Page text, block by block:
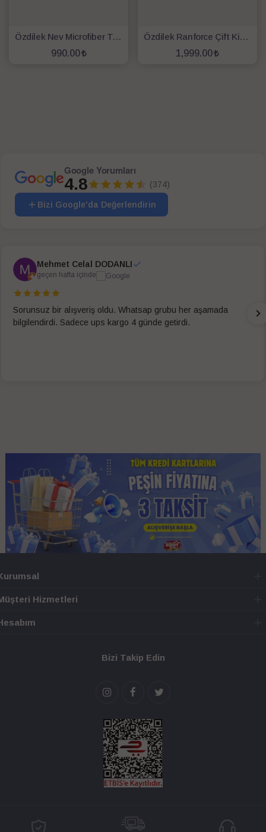
Özdilek Nev Microfiber Tek Kişilik Yorgan
990.00
Özdilek Ranforce Çift Kişilik Yorgan 195x215 Beyaz
1,999.00
Google Yorumları
4.8 (374)
Bizi Google'da Değerlendirin
Mehmet Celal DODANLI
geçen hafta içinde
Sorunsuz bir alışveriş oldu. Whatsap grubu her aşamada
bilgilendirdi. Sadece ups kargo 4 günde getirdi.
Hizmetleri
Bizi Takip Edin